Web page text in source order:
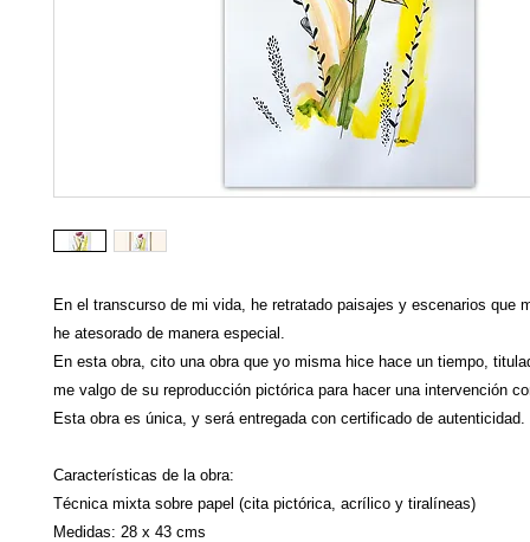
En el transcurso de mi vida, he retratado paisajes y escenarios que
he atesorado de manera especial.
En esta obra, cito una obra que yo misma hice hace un tiempo,
me valgo de su reproducción pictórica para hacer una intervención
Esta obra es única, y será entregada con certificado de autenticidad.
Características de la obra:
Técnica mixta sobre papel (cita pictórica, acrílico y tiralíneas)
Medidas: 28 x 43 cms